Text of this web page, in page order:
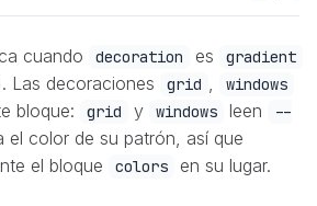
cuando decoration es gradient
Las decoraciones grid windows
bloque: grid y windows leen
--
el color de su patrón, así que
el bloque
colors en su lugar.